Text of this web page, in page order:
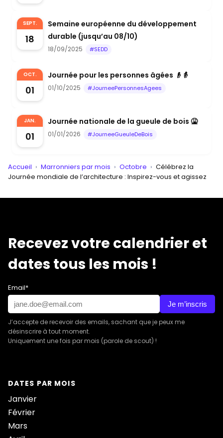
SEPT.
18
Semaine européenne du développement
durable (jusqu’au 08/10)
18/09/2025 #SEDD
OCT.
01
Journée pour les personnes âgées 👴👵
01/10/2025 #JourneePersonnesAgees
JAN.
01
Journée nationale de la gueule de bois 🤮
01/01/2026 #JourneeGueuleDeBois
Accueil › Marronniers par mois › Octobre › Célébrez la
Journée mondiale de l’architecture : Inspirez-vous et agissez
Recevez votre calendrier et
dates tous les mois !
Email*
Je m’inscris
J’accepte de recevoir des emails, sachant que je peux me
désinscrire à tout moment.
Uniquement une fois par mois (parole de scout) !
DATES PAR MOIS
Janvier
Février
Mars